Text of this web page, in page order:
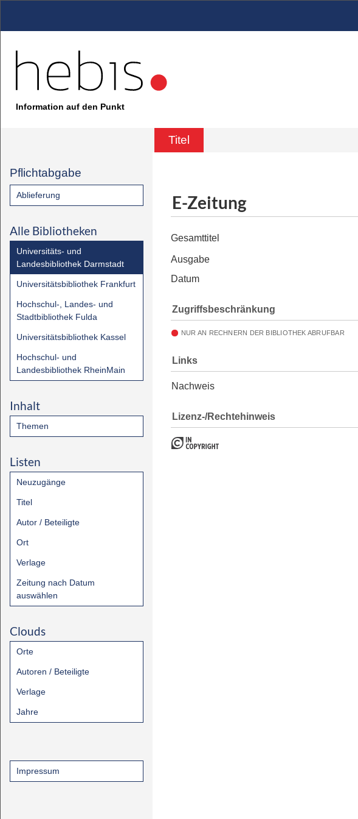
Information auf den Punkt
Titel
Pflichtabgabe
Ablieferung
Alle Bibliotheken
Universitäts- und
Landesbibliothek Darmstadt
Universitätsbibliothek Frankfurt
Hochschul-, Landes- und
Stadtbibliothek Fulda
Universitätsbibliothek Kassel
Hochschul- und
Landesbibliothek RheinMain
Inhalt
Themen
Listen
Neuzugänge
Titel
Autor / Beteiligte
Ort
Verlage
Zeitung nach Datum
auswählen
Clouds
Orte
Autoren / Beteiligte
Verlage
Jahre
Impressum
E-Zeitung
Gesamttitel
Ausgabe
Datum
Zugriffsbeschränkung
NUR AN RECHNERN DER BIBLIOTHEK ABRUFBAR
Links
Nachweis
Lizenz-/Rechtehinweis